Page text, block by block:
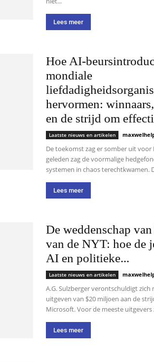
Lees meer
Hoe AI-
mondiale
hervormen:
en de strijd om
Laatste nieuws en artikelen
De toekomst zag er somber uit voor
geleden zag de voormalige
systemen in chaos terechtkwamen.
Lees meer
De weddenschap
van de NYT: hoe de
AI en politieke...
Laatste nieuws en artikelen
A.G. Sulzberger verontschuldigt
uitgeven van $20 miljoen aan de
Microsoft. Voor de meeste uitgevers
Lees meer